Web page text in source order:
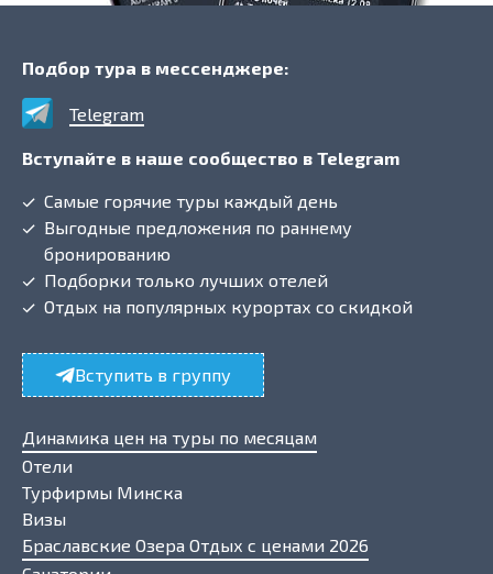
Динамика цен на туры по месяцам
Отели
Турфирмы Минска
Визы
Браславские Озера Отдых с ценами 2026
Подбор тура в мессенджере:
Telegram
Вступайте в наше сообщество в Telegram
Самые горячие туры каждый день
Выгодные предложения по раннему
бронированию
Подборки только лучших отелей
Отдых на популярных курортах со скидкой
Вступить в группу